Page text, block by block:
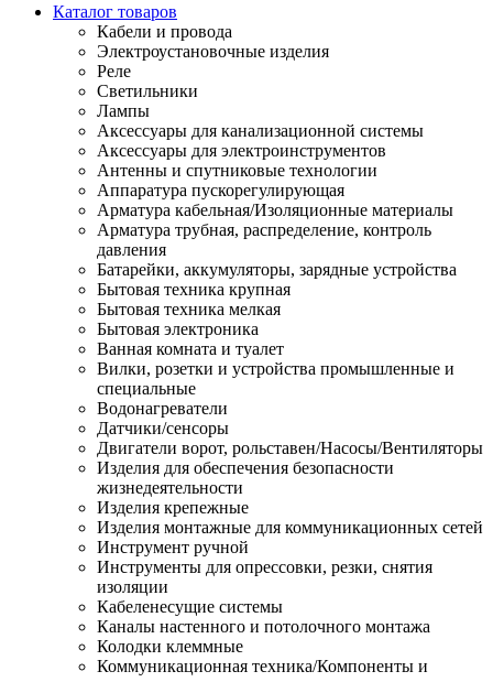
Каталог товаров
Кабели и провода
Электроустановочные изделия
Реле
Светильники
Лампы
Аксессуары для канализационной системы
Аксессуары для электроинструментов
Антенны и спутниковые технологии
Аппаратура пускорегулирующая
Арматура кабельная/Изоляционные материалы
Арматура трубная, распределение, контроль
давления
Батарейки, аккумуляторы, зарядные устройства
Бытовая техника крупная
Бытовая техника мелкая
Бытовая электроника
Ванная комната и туалет
Вилки, розетки и устройства промышленные и
специальные
Водонагреватели
Датчики/сенсоры
Двигатели ворот, рольставен/Насосы/Вентиляторы
Изделия для обеспечения безопасности
жизнедеятельности
Изделия крепежные
Изделия монтажные для коммуникационных сетей
Инструмент ручной
Инструменты для опрессовки, резки, снятия
изоляции
Кабеленесущие системы
Каналы настенного и потолочного монтажа
Колодки клеммные
Коммуникационная техника/Компоненты и